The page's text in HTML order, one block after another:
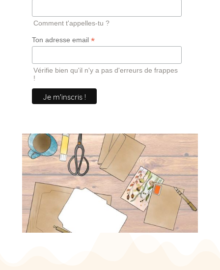
Comment t'appelles-tu ?
Ton adresse email *
Vérifie bien qu'il n'y a pas d'erreurs de frappes
!